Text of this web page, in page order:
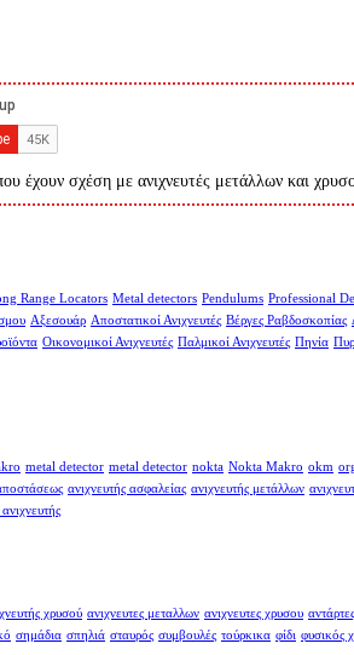
έχουν σχέση με ανιχνευτές μετάλλων και
Range Locators Metal detectors Pendulums Professional
Αξεσουάρ Αποστατικοί Ανιχνευτές Βέργες Ραβδοσκοπίας
Οικονομικοί Ανιχνευτές Παλμικοί Ανιχνευτές Πηνία
metal detector metal detector nokta Nokta Makro okm
ανιχνευτής ασφαλείας ανιχνευτής μετάλλων
χρυσού ανιχνευτες μεταλλων ανιχνευτες χρυσου αντάρτες
σημάδια σπηλιά σταυρός συμβουλές τούρκικα φίδι φυσικός